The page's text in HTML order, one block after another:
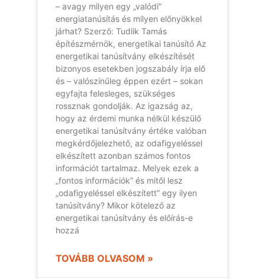
– avagy milyen egy „valódi”
energiatanúsítás és milyen előnyökkel
járhat? Szerző: Tudlik Tamás
építészmérnök, energetikai tanúsító Az
energetikai tanúsítvány elkészítését
bizonyos esetekben jogszabály írja elő
és – valószínűleg éppen ezért – sokan
egyfajta felesleges, szükséges
rossznak gondolják. Az igazság az,
hogy az érdemi munka nélkül készülő
energetikai tanúsítvány értéke valóban
megkérdőjelezhető, az odafigyeléssel
elkészített azonban számos fontos
információt tartalmaz. Melyek ezek a
„fontos információk” és mitől lesz
„odafigyeléssel elkészített” egy ilyen
tanúsítvány? Mikor kötelező az
energetikai tanúsítvány és előírás-e
hozzá
TOVÁBB OLVASOM »